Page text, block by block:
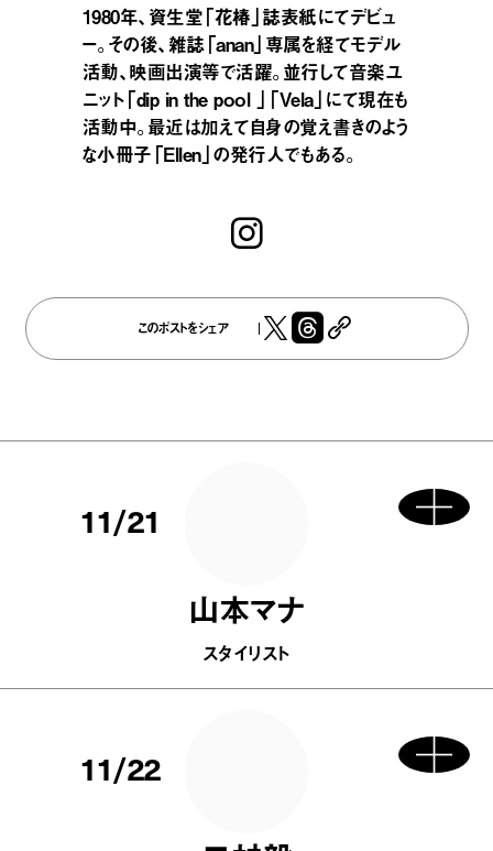
1980年、資生堂「花椿」誌表紙にてデビュ
ー。その後、雑誌「anan」専属を経てモデル
活動、映画出演等で活躍。並行して音楽ユ
ニット「dip in the pool 」「Vela」にて現在も
活動中。最近は加えて自身の覚え書きのよう
な小冊子「Ellen」の発行人でもある。
このポストをシェア
11/21
山本マナ
スタイリスト
11/22